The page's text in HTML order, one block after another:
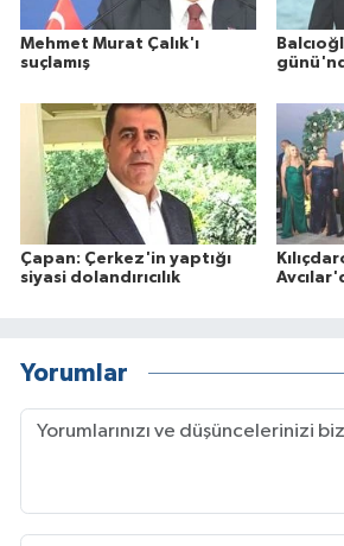
Mehmet Murat Çalık'ı
suçlamış
Çapan: Çerkez'in yaptığı
siyasi dolandırıcılık
Yorumlar